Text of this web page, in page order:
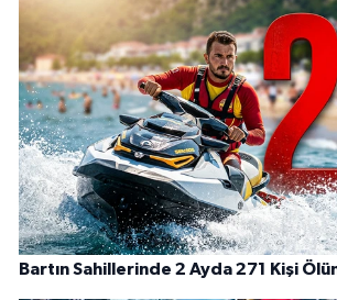
Bartın Sahillerinde 2 Ayda 271 Kişi